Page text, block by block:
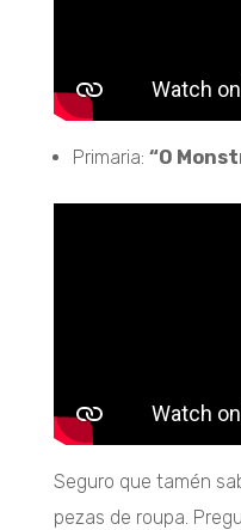
Primaria: “O
Seguro que tamén
pezas de roupa.